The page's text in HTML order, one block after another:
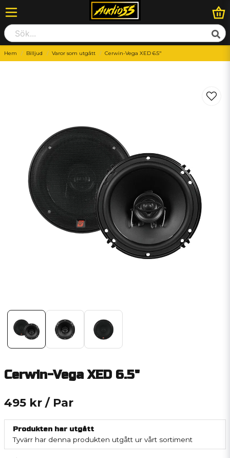
Hem Billjud Varor som utgått Cerwin-Vega XED 6.5"
Cerwin-Vega XED 6.5"
495 kr / Par
Produkten har utgått
Tyvärr har denna produkten utgått ur vårt sortiment